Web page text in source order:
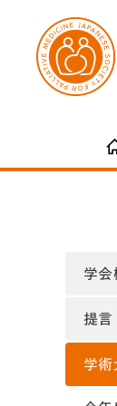
学会
提言
学術